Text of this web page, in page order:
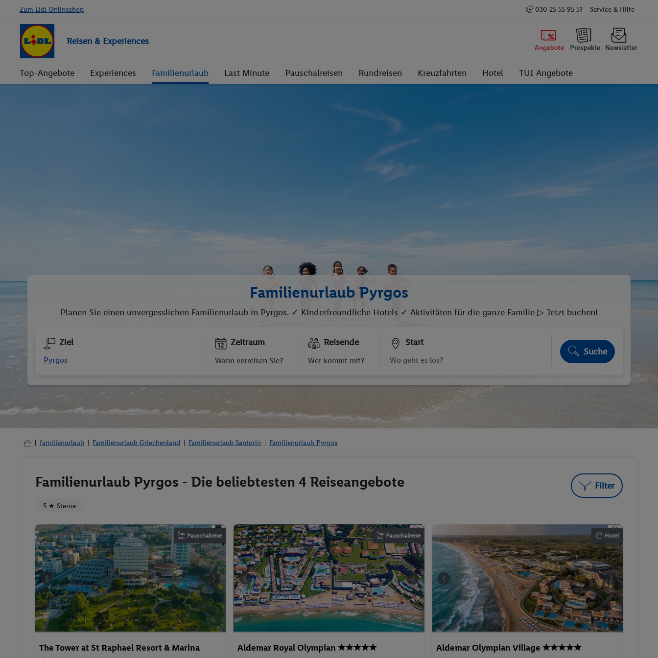
Zum Lidl Onlineshop 030 25 55 95 51 Service & Hilfe
Reisen & Experiences
Angebote Prospekte Newsletter
Top-Angebote Experiences Familienurlaub Last Minute Pauschalreisen Rundreisen Kreuzfahrten Hotel TUI Angebote
Familienurlaub Pyrgos
Planen Sie einen unvergesslichen Familienurlaub in Pyrgos. ✓ Kinderfreundliche Hotels ✓ Aktivitäten für die ganze Familie ▷ Jetzt buchen!
Ziel Zeitraum
Wann verreisen Sie?
Reisende
Wer kommt mit?
Start
Suche
familienurlaub Familienurlaub Griechenland Familienurlaub Santorin Familienurlaub Pyrgos
Familienurlaub Pyrgos - Die beliebtesten 4 Reiseangebote Filter
5 ★ Sterne
Pauschalreise
The Tower at St Raphael Resort & Marina
Pauschalreise
Aldemar Royal Olympian
Hotel
Aldemar Olympian Village